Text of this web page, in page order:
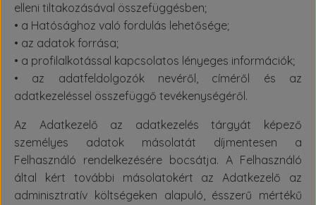
elleni tiltakozásával összefüggésben;
• a Hatósághoz való fordulás lehetősége;
• az adatok forrása;
• a profilalkotással kapcsolatos lényeges információk;
• az adatfeldolgozók nevéről, címéről és az
adatkezeléssel összefüggő tevékenységéről.
Az Adatkezelő az adatkezelés tárgyát képező
személyes adatok másolatát díjmentesen a
Felhasználó rendelkezésére bocsátja. A Felhasználó
által kért további másolatokért az Adatkezelő az
adminisztratív költségeken alapuló, ésszerű mértékű